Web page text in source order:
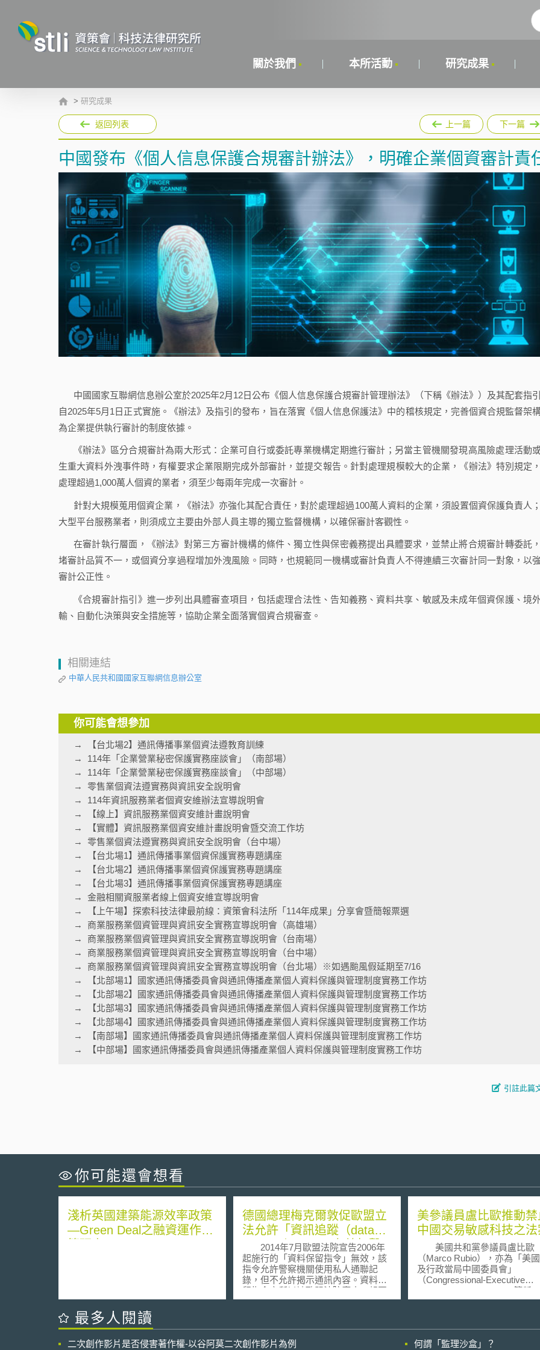
關於我們 本所活動 研究成果
> 研究成果
返回列表 上一篇 下一篇
中國發布《個人信息保護合規審計辦法》，明確企業個資審計責
中國國家互聯網信息辦公室於2025年2月12日公布《個人信息保護合規審計管理辦法》（下稱《辦法》）及其配套指引
自2025年5月1日正式實施。《辦法》及指引的發布，旨在落實《個人信息保護法》中的稽核規定，完善個資合規監督架構
為企業提供執行審計的制度依據。
《辦法》區分合規審計為兩大形式：企業可自行或委託專業機構定期進行審計；另當主管機關發現高風險處理活動
生重大資料外洩事件時，有權要求企業限期完成外部審計，並提交報告。針對處理規模較大的企業，《辦法》特別規定
處理超過1,000萬人個資的業者，須至少每兩年完成一次審計。
針對大規模蒐用個資企業，《辦法》亦強化其配合責任，對於處理超過100萬人資料的企業，須設置個資保護負責人
大型平台服務業者，則須成立主要由外部人員主導的獨立監督機構，以確保審計客觀性。
在審計執行層面，《辦法》對第三方審計機構的條件、獨立性與保密義務提出具體要求，並禁止將合規審計轉委託
堵審計品質不一，或個資分享過程增加外洩風險。同時，也規範同一機構或審計負責人不得連續三次審計同一對象，以
審計公正性。
《合規審計指引》進一步列出具體審查項目，包括處理合法性、告知義務、資料共享、敏感及未成年個資保護、境
輸、自動化決策與安全措施等，協助企業全面落實個資合規審查。
相關連結
中華人民共和國國家互聯網信息辦公室
你可能會想參加
【台北場2】通訊傳播事業個資法遵教育訓練
114年「企業營業秘密保護實務座談會」（南部場）
114年「企業營業秘密保護實務座談會」（中部場）
零售業個資法遵實務與資訊安全說明會
114年資訊服務業者個資安維辦法宣導說明會
【線上】資訊服務業個資安維計畫說明會
【實體】資訊服務業個資安維計畫說明會暨交流工作坊
零售業個資法遵實務與資訊安全說明會（台中場）
【台北場1】通訊傳播事業個資保護實務專題講座
【台北場2】通訊傳播事業個資保護實務專題講座
【台北場3】通訊傳播事業個資保護實務專題講座
金融相關資服業者線上個資安維宣導說明會
【上午場】探索科技法律最前線：資策會科法所「114年成果」分享會暨簡報票選
商業服務業個資管理與資訊安全實務宣導說明會（高雄場）
商業服務業個資管理與資訊安全實務宣導說明會（台南場）
商業服務業個資管理與資訊安全實務宣導說明會（台中場）
商業服務業個資管理與資訊安全實務宣導說明會（台北場）※如遇颱風假延期至7/16
【北部場1】國家通訊傳播委員會與通訊傳播產業個人資料保護與管理制度實務工作坊
【北部場2】國家通訊傳播委員會與通訊傳播產業個人資料保護與管理制度實務工作坊
【北部場3】國家通訊傳播委員會與通訊傳播產業個人資料保護與管理制度實務工作坊
【北部場4】國家通訊傳播委員會與通訊傳播產業個人資料保護與管理制度實務工作坊
【南部場】國家通訊傳播委員會與通訊傳播產業個人資料保護與管理制度實務工作坊
【中部場】國家通訊傳播委員會與通訊傳播產業個人資料保護與管理制度實務工作坊
引註此篇
你可能還會想看
淺析英國建築能源效率政策
—Green Deal之融資運作政
德國總理梅克爾敦促歐盟立
法允許「資訊追蹤（data
tracking）」，以有效打擊
恐怖主義
2014年7月歐盟法院宣告2006年
起施行的「資料保留指令」無效，該
指令允許警察機關使用私人通聯記
錄，但不允許揭示通訊內容。資料保
留指令之所以被歐盟法院廢止，起因
於不合乎比例原則及沒有充分的保護
歐盟法院廢止指令之前，德國憲法法
美參議員盧比歐推動禁
中國交易敏感科技之法
美國共和黨參議員盧比歐
（Marco Rubio），亦為「美
及行政當局中國委員會」
（Congressional-Executive
Commission on China，簡稱
之主席，於2018年5月宣布一
家安全為目的，成為禁止美中
最多人閱讀
二次創作影片是否侵害著作權-以谷阿莫二次創作影片為例 何謂「監理沙盒」？